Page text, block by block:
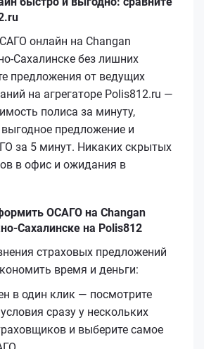
онлайн на Changan
Сахалинске без лишних
предложения от ведущих
на агрегаторе Polis812.ru —
полиса за минуту,
предложение и
за 5 минут. Никаких скрытых
в офис и ожидания в
ОСАГО на Changan
Сахалинске на Polis812
страховых предложений
время и деньги:
в один клик — посмотрите
сразу у нескольких
и выберите самое